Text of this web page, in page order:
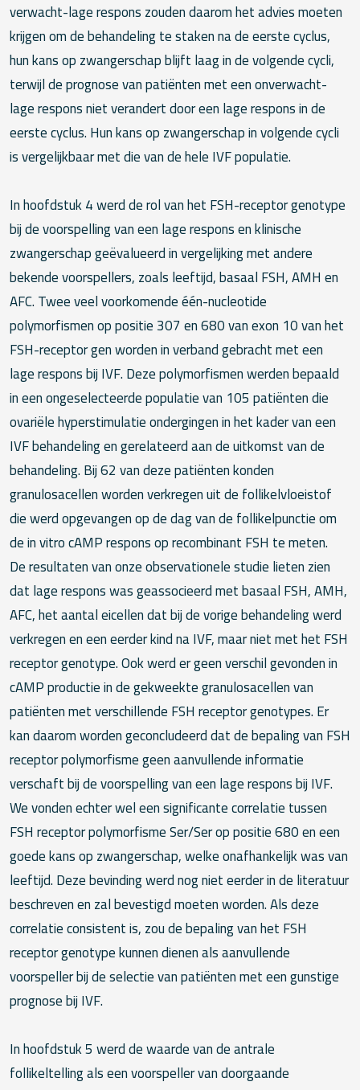
verwacht-lage respons zouden daarom het advies moeten
krijgen om de behandeling te staken na de eerste cyclus,
hun kans op zwangerschap blijft laag in de volgende cycli,
terwijl de prognose van patiënten met een onverwacht-
lage respons niet verandert door een lage respons in de
eerste cyclus. Hun kans op zwangerschap in volgende cycli
is vergelijkbaar met die van de hele IVF populatie.
In hoofdstuk 4 werd de rol van het FSH-receptor genotype
bij de voorspelling van een lage respons en klinische
zwangerschap geëvalueerd in vergelijking met andere
bekende voorspellers, zoals leeftijd, basaal FSH, AMH en
AFC. Twee veel voorkomende één-nucleotide
polymorfismen op positie 307 en 680 van exon 10 van het
FSH-receptor gen worden in verband gebracht met een
lage respons bij IVF. Deze polymorfismen werden bepaald
in een ongeselecteerde populatie van 105 patiënten die
ovariële hyperstimulatie ondergingen in het kader van een
IVF behandeling en gerelateerd aan de uitkomst van de
behandeling. Bij 62 van deze patiënten konden
granulosacellen worden verkregen uit de follikelvloeistof
die werd opgevangen op de dag van de follikelpunctie om
de in vitro cAMP respons op recombinant FSH te meten.
De resultaten van onze observationele studie lieten zien
dat lage respons was geassocieerd met basaal FSH, AMH,
AFC, het aantal eicellen dat bij de vorige behandeling werd
verkregen en een eerder kind na IVF, maar niet met het FSH
receptor genotype. Ook werd er geen verschil gevonden in
cAMP productie in de gekweekte granulosacellen van
patiënten met verschillende FSH receptor genotypes. Er
kan daarom worden geconcludeerd dat de bepaling van FSH
receptor polymorfisme geen aanvullende informatie
verschaft bij de voorspelling van een lage respons bij IVF.
We vonden echter wel een significante correlatie tussen
FSH receptor polymorfisme Ser/Ser op positie 680 en een
goede kans op zwangerschap, welke onafhankelijk was van
leeftijd. Deze bevinding werd nog niet eerder in de literatuur
beschreven en zal bevestigd moeten worden. Als deze
correlatie consistent is, zou de bepaling van het FSH
receptor genotype kunnen dienen als aanvullende
voorspeller bij de selectie van patiënten met een gunstige
prognose bij IVF.
In hoofdstuk 5 werd de waarde van de antrale
follikeltelling als een voorspeller van doorgaande